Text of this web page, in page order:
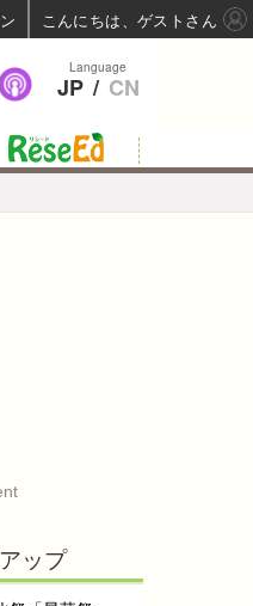
ップ
Language
JP / CN
こんにちは、ゲストさん